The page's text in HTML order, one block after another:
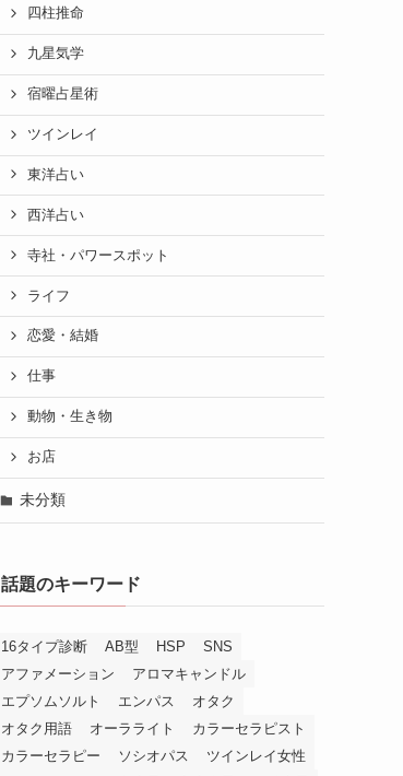
四柱推命
九星気学
宿曜占星術
ツインレイ
東洋占い
西洋占い
寺社・パワースポット
ライフ
恋愛・結婚
仕事
動物・生き物
お店
未分類
話題のキーワード
16タイプ診断 AB型 HSP
SNS
アファメーション
アロマキャンドル
エプソムソルト
エンパス
オタク
オタク用語
オーラライト
カラーセラピスト
カラーセラピー
ソシオパス
ツインレイ女性